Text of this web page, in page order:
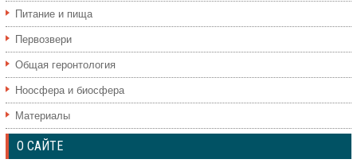
Питание и пища
Первозвери
Общая геронтология
Ноосфера и биосфера
Материалы
О САЙТЕ